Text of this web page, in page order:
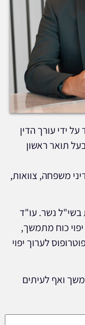
ידי עורך הדין
עורך דין בעל תואר ראשון
משפחה, צוואות,
בשי"ל נשר. עו"ד
כוח מתמשך,
לערוך יפוי
ואף לעיתים